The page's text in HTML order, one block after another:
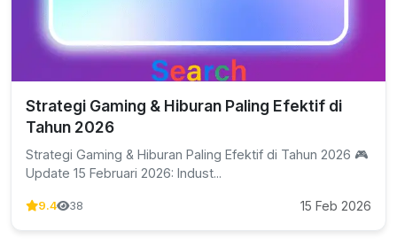
Strategi Gaming & Hiburan Paling Efektif di
Tahun 2026
Strategi Gaming & Hiburan Paling Efektif di Tahun 2026 🎮
Update 15 Februari 2026: Indust...
9.4 38 15 Feb 2026